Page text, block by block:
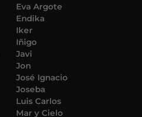
Eva Argote
Endika
Iker
Iñigo
Javi
Jon
José Ignacio
Joseba
Luis Carlos
Mar y Cielo